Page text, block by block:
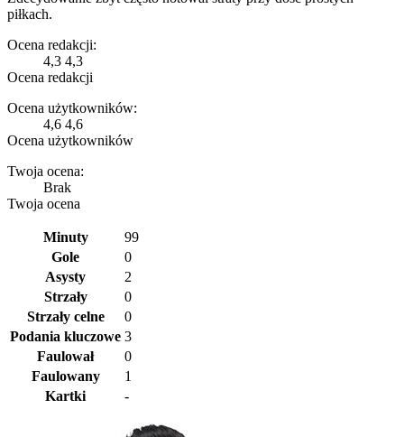
piłkach.
Ocena redakcji:
4,3 4,3
Ocena redakcji
Ocena użytkowników:
4,6 4,6
Ocena użytkowników
Twoja ocena:
Brak
Twoja ocena
Minuty
99
Gole
0
Asysty
2
Strzały
0
Strzały celne
0
Podania kluczowe 3
Faulował
0
Faulowany
1
Kartki
-